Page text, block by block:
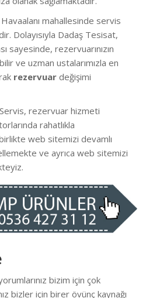
mahallesinde servis
Dolayısıyla Dadaş Tesisat,
sayesinde, rezervuarınızın
ve uzman ustalarımızla en
rezervuar değişimi
rezervuar hizmeti
rahatlıkla
web sitemizi devamlı
ve ayrıca web sitemizi
bizim için çok
bizler için birer övünç kaynağı